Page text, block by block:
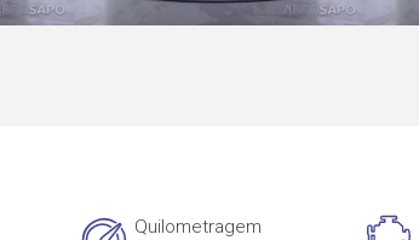
Quilometragem